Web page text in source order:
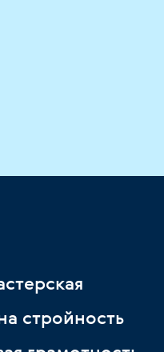
стройность